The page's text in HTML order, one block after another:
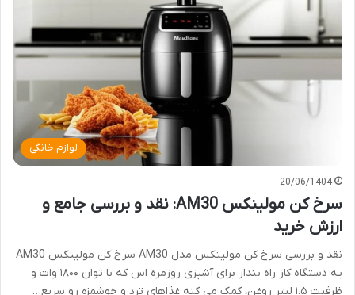
لوازم خانگی
20/06/1404
سرخ کن مولینکس AM30: نقد و بررسی جامع و
ارزش خرید
نقد و بررسی سرخ کن مولینکس مدل AM30 سرخ کن مولینکس AM30
یه دستگاه کار راه بنداز برای آشپزی روزمره اس که با توان ۱۸۰۰ وات و
ظرفیت ۱.۵ لیتر روغن، کمک می کنه غذاهای ترد و خوشمزه رو سریع…